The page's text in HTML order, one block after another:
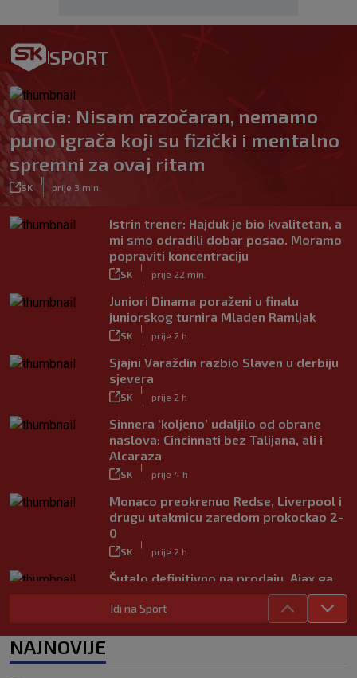
SPORT
Garcia: Nisam razočaran, nemamo
puno igrača koji su fizički i mentalno
spremni za ovaj ritam
SK prije 3 min.
Istrin trener: Hajduk je bio kvalitetan, a
mi smo odradili dobar posao. Moramo
popraviti koncentraciju
SK prije 22 min.
Juniori Dinama poraženi u finalu
juniorskog turnira Mladen Ramljak
SK prije 2 h
Sjajni Varaždin razbio Slaven u derbiju
sjevera
SK prije 2 h
Sinnera ‘koljeno’ udaljilo od obrane
naslova: Cincinnati bez Talijana, ali i
Alcaraza
SK prije 4 h
Monaco preokrenuo Redse, Liverpool i
drugu utakmicu zaredom prokockao 2-
0
SK prije 2 h
Šutalo definitivno na prodaju, Ajax ga
SK
|
prije 6 h
Mourinho nakon debija velikog
Idi na Sport
NAJNOVIJE